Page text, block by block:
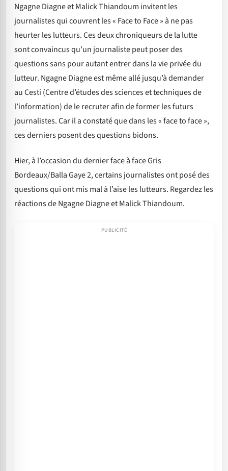
Ngagne Diagne et Malick Thiandoum invitent les
journalistes qui couvrent les « Face to Face » à ne pas
heurter les lutteurs. Ces deux chroniqueurs de la lutte
sont convaincus qu’un journaliste peut poser des
questions sans pour autant entrer dans la vie privée du
lutteur. Ngagne Diagne est même allé jusqu’à demander
au Cesti (Centre d’études des sciences et techniques de
l’information) de le recruter afin de former les futurs
journalistes. Car il a constaté que dans les « face to face »,
ces derniers posent des questions bidons.
Hier, à l’occasion du dernier face à face Gris
Bordeaux/Balla Gaye 2, certains journalistes ont posé des
questions qui ont mis mal à l’aise les lutteurs. Regardez les
réactions de Ngagne Diagne et Malick Thiandoum.